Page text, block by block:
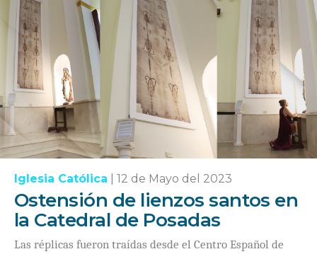
Iglesia Católica 12 de Mayo del 2023
Ostensión de lienzos santos en
la Catedral de Posadas
Las réplicas fueron traídas desde el Centro Español de